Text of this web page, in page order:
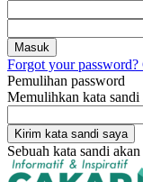
Forgot your password?
Pemulihan password
Memulihkan kata sandi
Sebuah kata sandi